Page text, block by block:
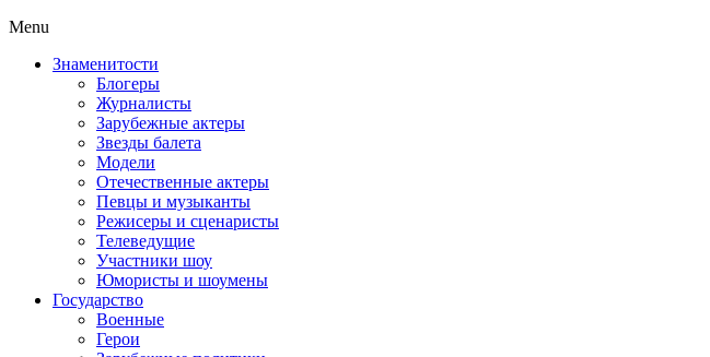
Menu
Знаменитости
Блогеры
Журналисты
Зарубежные актеры
Звезды балета
Модели
Отечественные актеры
Певцы и музыканты
Режисеры и сценаристы
Телеведущие
Участники шоу
Юмористы и шоумены
Государство
Военные
Герои